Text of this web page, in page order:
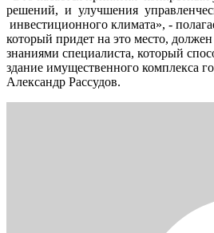
решений, и улучшения
инвестиционного климата», -
который придет на это место,
знаниями специалиста, который
здание имущественного комплекса
Александр Рассудов.